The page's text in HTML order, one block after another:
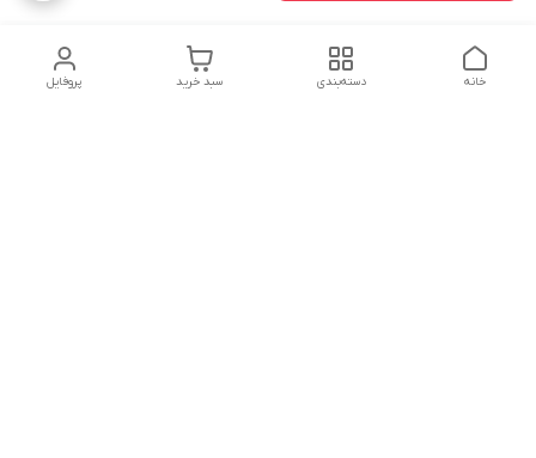
پروفایل سبد خرید دسته‌بندی خانه